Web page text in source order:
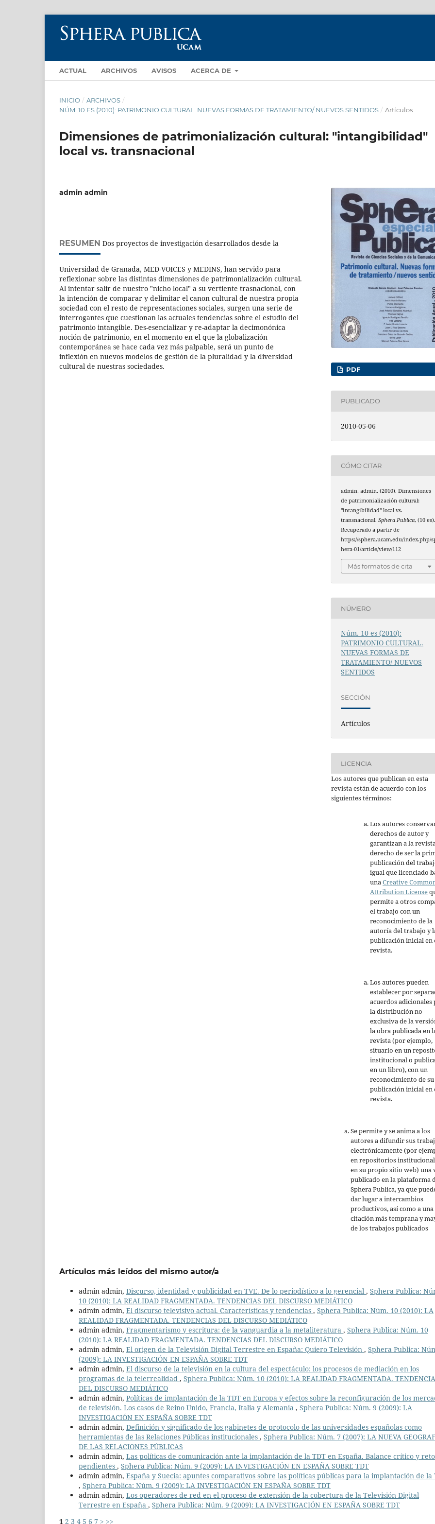
ACTUAL ARCHIVOS AVISOS ACERCA DE
INICIO / ARCHIVOS /
NÚM. 10 ES (2010): PATRIMONIO CULTURAL. NUEVAS FORMAS DE TRATAMIENTO/ NUEVOS SENTIDOS / Artículos
Dimensiones de patrimonialización cultural: "intangibilidad"
local vs. transnacional
admin admin
RESUMEN Dos proyectos de investigación desarrollados desde la
Universidad de Granada, MED-VOICES y MEDINS, han servido para
reflexionar sobre las distintas dimensiones de patrimonialización cultural.
Al intentar salir de nuestro "nicho local" a su vertiente trasnacional, con
la intención de comparar y delimitar el canon cultural de nuestra propia
sociedad con el resto de representaciones sociales, surgen una serie de
interrogantes que cuestionan las actuales tendencias sobre el estudio del
patrimonio intangible. Des-esencializar y re-adaptar la decimonónica
noción de patrimonio, en el momento en el que la globalización
contemporánea se hace cada vez más palpable, será un punto de
inflexión en nuevos modelos de gestión de la pluralidad y la diversidad
cultural de nuestras sociedades.
PDF
PUBLICADO
2010-05-06
CÓMO CITAR
admin, admin. (2010). Dimensiones
de patrimonialización cultural:
"intangibilidad" local vs.
transnacional.Sphera Publica, (10
Recuperado a partir de
https://sphera.ucam.edu/index.php/
hera-01/article/view/112
Más formatos de cita
NÚMERO
Núm. 10 es (2010):
PATRIMONIO CULTURAL.
NUEVAS FORMAS DE
TRATAMIENTO/ NUEVOS
SENTIDOS
SECCIÓN
Artículos
LICENCIA
Los autores que publican en esta
revista están de acuerdo con los
siguientes términos:
Los autores
derechos de autor y
garantizan a la
derecho de ser la
publicación del
igual que licenciado
unaCreative
Attribution License
permite a otros
el trabajo con un
reconocimiento de la
autoría del trabajo y
publicación inicial en
revista.
Los autores pueden
establecer por
acuerdos adicionales
la distribución no
exclusiva de la
la obra publicada en
revista (por ejemplo,
situarlo en un
institucional o
en un libro), con un
reconocimiento de su
publicación inicial en
revista.
Se permite y se anima a los
autores a difundir sus
electrónicamente (por
en repositorios
en su propio sitio web) una
publicado en la plataforma
Sphera Publica, ya que
dar lugar a intercambios
productivos, así como a una
citación más temprana y
de los trabajos publicados
Artículos más leídos del mismo autor/a
admin admin, Discurso, identidad y publicidad en TVE. De lo periodístico a lo gerencial , Sphera Publica:
10 (2010): LA REALIDAD FRAGMENTADA. TENDENCIAS DEL DISCURSO MEDIÁTICO
admin admin, El discurso televisivo actual. Características y tendencias , Sphera Publica: Núm. 10 (2010): LA
REALIDAD FRAGMENTADA. TENDENCIAS DEL DISCURSO MEDIÁTICO
admin admin, Fragmentarismo y escritura: de la vanguardia a la metaliteratura , Sphera Publica: Núm. 10
(2010): LA REALIDAD FRAGMENTADA. TENDENCIAS DEL DISCURSO MEDIÁTICO
admin admin, El origen de la Televisión Digital Terrestre en España: Quiero Televisión , Sphera Publica:
(2009): LA INVESTIGACIÓN EN ESPAÑA SOBRE TDT
admin admin, El discurso de la televisión en la cultura del espectáculo: los procesos de mediación en los
programas de la telerrealidad , Sphera Publica: Núm. 10 (2010): LA REALIDAD FRAGMENTADA.
DEL DISCURSO MEDIÁTICO
admin admin, Políticas de implantación de la TDT en Europa y efectos sobre la reconfiguración de los
de televisión. Los casos de Reino Unido, Francia, Italia y Alemania , Sphera Publica: Núm. 9 (2009): LA
INVESTIGACIÓN EN ESPAÑA SOBRE TDT
admin admin, Definición y significado de los gabinetes de protocolo de las universidades españolas como
herramientas de las Relaciones Públicas institucionales , Sphera Publica: Núm. 7 (2007): LA NUEVA
DE LAS RELACIONES PÚBLICAS
admin admin, Las políticas de comunicación ante la implantación de la TDT en España. Balance crítico y
pendientes , Sphera Publica: Núm. 9 (2009): LA INVESTIGACIÓN EN ESPAÑA SOBRE TDT
admin admin, España y Suecia: apuntes comparativos sobre las políticas públicas para la implantación de la
, Sphera Publica: Núm. 9 (2009): LA INVESTIGACIÓN EN ESPAÑA SOBRE TDT
admin admin, Los operadores de red en el proceso de extensión de la cobertura de la Televisión Digital
Terrestre en España , Sphera Publica: Núm. 9 (2009): LA INVESTIGACIÓN EN ESPAÑA SOBRE TDT
1 2 3 4 5 6 7 > >>